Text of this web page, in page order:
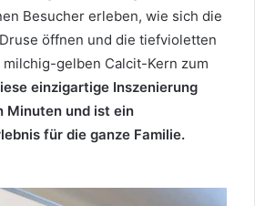
Besucher erleben, wie sich die
öffnen und die tiefvioletten
gelben Calcit-Kern zum
einzigartige Inszenierung
Minuten und ist ein
für die ganze Familie.